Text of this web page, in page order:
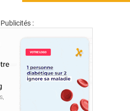
Publicités :